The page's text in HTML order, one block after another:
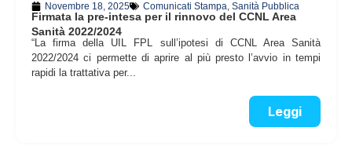
Novembre 18, 2025 Comunicati Stampa, Sanità Pubblica
Firmata la pre-intesa per il rinnovo del CCNL Area
Sanità 2022/2024
“La firma della UIL FPL sull’ipotesi di CCNL Area Sanità
2022/2024 ci permette di aprire al più presto l’avvio in tempi
rapidi la trattativa per...
Leggi